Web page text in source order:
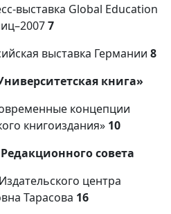
выставка Global Education
7
выставка Германии 8
книга»
концепции
книгоиздания» 10
совета
центра
Тарасова 16